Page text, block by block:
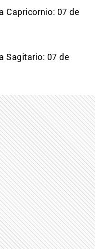
Capricornio: 07 de
Sagitario: 07 de